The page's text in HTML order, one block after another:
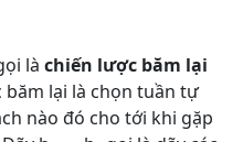
là chiến lược băm lại
băm lại là chọn tuần tự
nào đó cho tới khi gặp